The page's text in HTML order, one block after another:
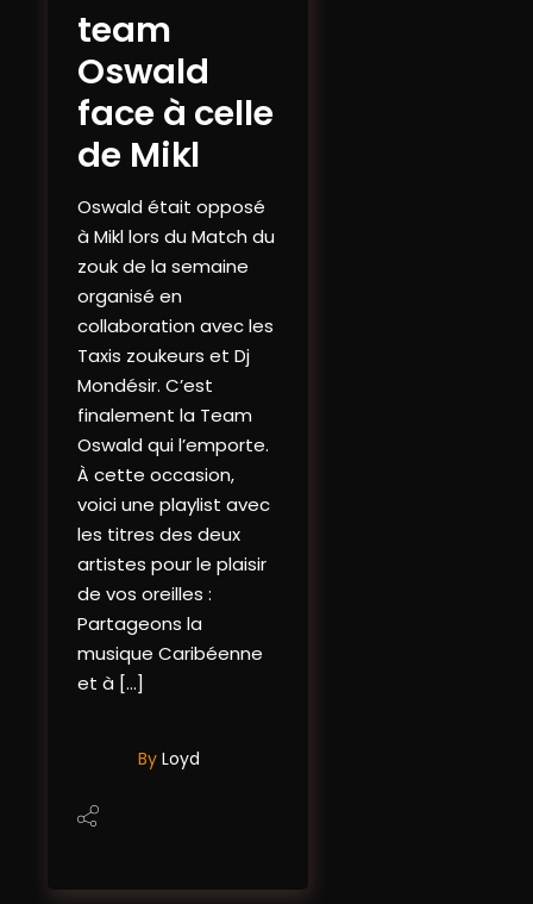
team
Oswald
face à celle
de Mikl
Oswald était opposé
à Mikl lors du Match du
zouk de la semaine
organisé en
collaboration avec les
Taxis zoukeurs et Dj
Mondésir. C’est
finalement la Team
Oswald qui l’emporte.
À cette occasion,
voici une playlist avec
les titres des deux
artistes pour le plaisir
de vos oreilles :
Partageons la
musique Caribéenne
et à […]
By Loyd